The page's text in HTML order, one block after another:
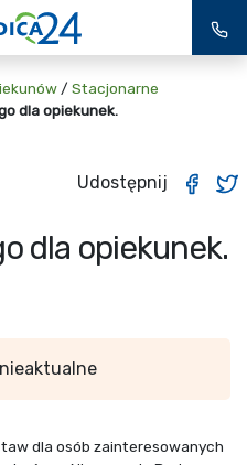
/ Stacjonarne
dla opiekunek.
Udostępnij
dla opiekunek.
dla osób zainteresowanych